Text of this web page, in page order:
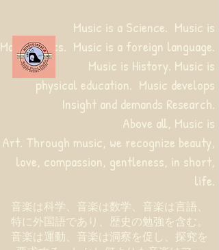
音楽は科学、音楽は数学、音楽は言語、
特に外国語であり、歴史の勉強を含む。
音楽は運動、音楽は洞察を促し、探究を
Music is a Science. Music is
Mathematics. Music is a foreign language.
Music is History. Music is
physical education. Music develops
Insight and demands Research.
Above all, Music is
Art. Through music, we recognize beauty,
love, compassion, gentleness, in short,
life.